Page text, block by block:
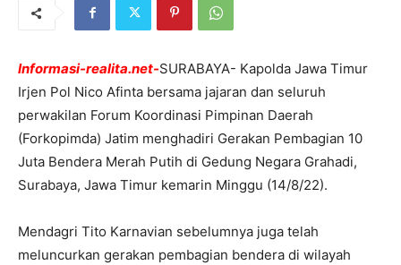
Informasi-realita.net-SURABAYA- Kapolda Jawa Timur
Irjen Pol Nico Afinta bersama jajaran dan seluruh
perwakilan Forum Koordinasi Pimpinan Daerah
(Forkopimda) Jatim menghadiri Gerakan Pembagian 10
Juta Bendera Merah Putih di Gedung Negara Grahadi,
Surabaya, Jawa Timur kemarin Minggu (14/8/22).
Mendagri Tito Karnavian sebelumnya juga telah
meluncurkan gerakan pembagian bendera di wilayah